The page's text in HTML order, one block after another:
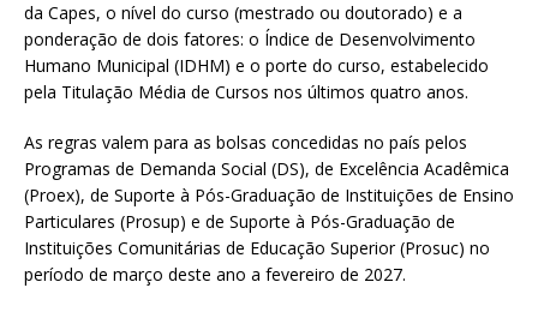
da Capes, o nível do curso (mestrado ou doutorado) e a
ponderação de dois fatores: o Índice de Desenvolvimento
Humano Municipal (IDHM) e o porte do curso, estabelecido
pela Titulação Média de Cursos nos últimos quatro anos.
As regras valem para as bolsas concedidas no país pelos
Programas de Demanda Social (DS), de Excelência Acadêmica
(Proex), de Suporte à Pós-Graduação de Instituições de Ensino
Particulares (Prosup) e de Suporte à Pós-Graduação de
Instituições Comunitárias de Educação Superior (Prosuc) no
período de março deste ano a fevereiro de 2027.